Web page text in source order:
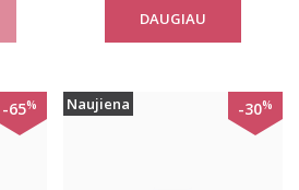
DAUGIAU
-65% Naujiena -30%